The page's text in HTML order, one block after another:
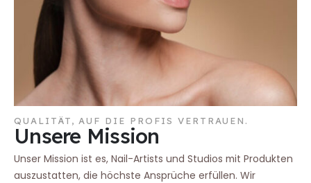
QUALITÄT, AUF DIE PROFIS VERTRAUEN.
Unsere Mission
Unser Mission ist es, Nail-Artists und Studios mit Produkten
auszustatten, die höchste Ansprüche erfüllen. Wir